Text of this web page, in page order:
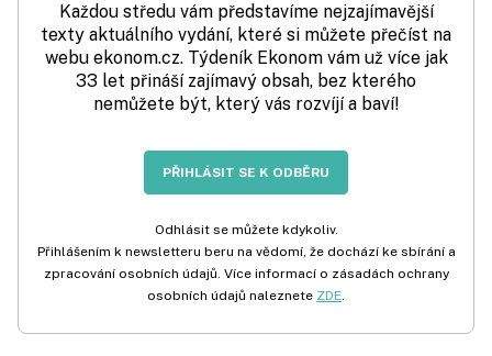
Každou středu vám představíme nejzajímavější
texty aktuálního vydání, které si můžete přečíst na
webu ekonom.cz. Týdeník Ekonom vám už více jak
33 let přináší zajímavý obsah, bez kterého
nemůžete být, který vás rozvíjí a baví!
PŘIHLÁSIT SE K ODBĚRU
Odhlásit se můžete kdykoliv.
Přihlášením k newsletteru beru na vědomí, že dochází ke sbírání a
zpracování osobních údajů. Více informací o zásadách ochrany
osobních údajů naleznete ZDE.